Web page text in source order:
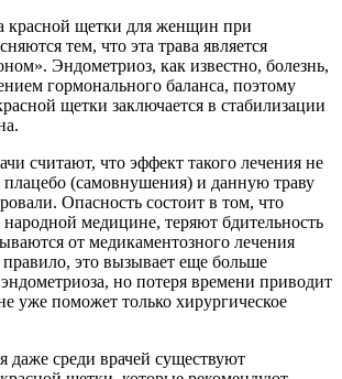
красной щетки для женщин при
тем, что эта трава является
Эндометриоз, как известно, болезнь,
гормонального баланса, поэтому
щетки заключается в стабилизации
считают, что эффект такого лечения не
(самовнушения) и данную траву
Опасность состоит в том, что
медицине, теряют бдительность
от медикаментозного лечения
это вызывает еще больше
но потеря времени приводит
уже поможет только хирургическое
даже среди врачей существуют